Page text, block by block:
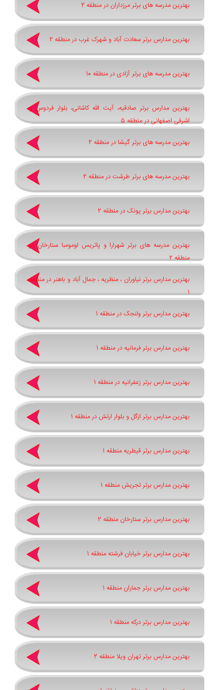
بهترین مدرسه های برتر مرزداران در منطقه 2
بهترین مدارس برتر سعادت آباد و شهرک غرب در منطقه 2
بهترین مدرسه های برتر آزادی در منطقه 10
بهترین مدارس برتر صادقیه، آیت الله کاشانی، بلوار فردوس و
اشرفی اصفهانی در منطقه 5
بهترین مدرسه های برتر گیشا در منطقه 2
بهترین مدرسه های برتر طرشت در منطقه 2
بهترین مدارس برتر پونک در منطقه 2
بهترین مدرسه های برتر شهرارا و پاتريس لومومبا ستارخان در
منطقه 2
بهترین مدارس برتر نیاوران ، منظریه ، جمال آباد و باهنر در منطقه
1
بهترین مدارس برتر ولنجک در منطقه 1
بهترین مدارس برتر فرمانیه در منطقه 1
بهترین مدارس برتر زعفرانیه در منطقه 1
بهترین مدارس برتر ازگل و بلوار ارتش در منطقه 1
بهترین مدارس برتر قیطریه منطقه 1
بهترین مدارس برتر تجریش منطقه 1
بهترین مدارس برتر ستارخان منطقه 2
بهترین مدارس برتر خیابان فرشته منطقه 1
بهترین مدارس برتر جماران منطقه 1
بهترین مدارس برتر درکه منطقه 1
بهترین مدارس برتر تهران ویلا منطقه 2